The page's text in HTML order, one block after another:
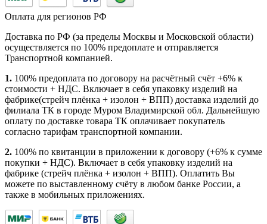
Оплата для регионов РФ
Доставка по РФ (за пределы Москвы и Московской области)
осуществляется по 100% предоплате и отправляется
Транспортной компанией.
1. 100% предоплата по договору на расчётный счёт +6% к
стоимости + НДС. Включает в себя упаковку изделий на
фабрике(стрейч плёнка + изолон + ВПП) доставка изделий до
филиала ТК в городе Муром Владимирской обл. Дальнейшую
оплату по доставке товара ТК оплачивает покупатель
согласно тарифам транспортной компании.
2. 100% по квитанции в приложении к договору (+6% к сумме
покупки + НДС). Включает в себя упаковку изделий на
фабрике (стрейч плёнка + изолон + ВПП). Оплатить Вы
можете по выставленному счёту в любом банке России, а
также в мобильных приложениях.